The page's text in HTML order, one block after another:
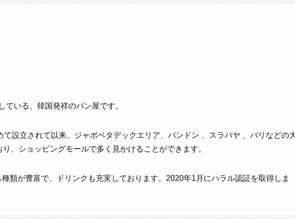
ている、韓国発祥のパン屋です。
て設立されて以来、ジャボベタデックエリア、バンドン 、スラバヤ 、バリなどの
、ショッピングモールで多く見かけることができます。
類が豊富で、ドリンクも充実しております。2020年1月にハラル認証を取得しま